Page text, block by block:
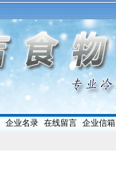
企业名录| 在线留言| 企业信箱